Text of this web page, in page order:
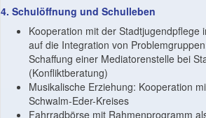
4. Schulöffnung und Schulleben
Kooperation mit der Stadtjugendpflege
auf die Integration von
Schaffung einer Mediatorenstelle bei
(Konfliktberatung)
Musikalische Erziehung: Kooperation
Schwalm-Eder-Kreises
Fahrradbörse mit Rahmenprogramm